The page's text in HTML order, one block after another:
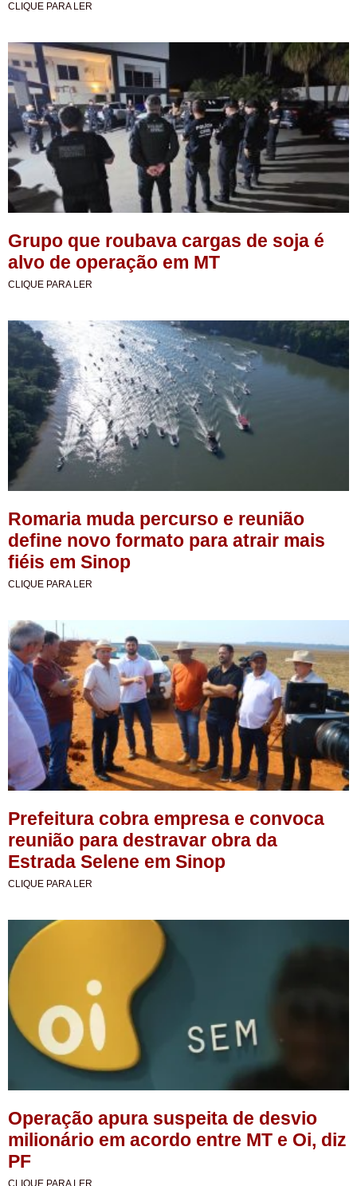
CLIQUE PARA LER
Grupo que roubava cargas de soja é
alvo de operação em MT
CLIQUE PARA LER
Romaria muda percurso e reunião
define novo formato para atrair mais
fiéis em Sinop
CLIQUE PARA LER
Prefeitura cobra empresa e convoca
reunião para destravar obra da
Estrada Selene em Sinop
CLIQUE PARA LER
Operação apura suspeita de desvio
milionário em acordo entre MT e Oi, diz
PF